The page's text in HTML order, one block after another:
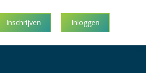
Inschrijven Inloggen